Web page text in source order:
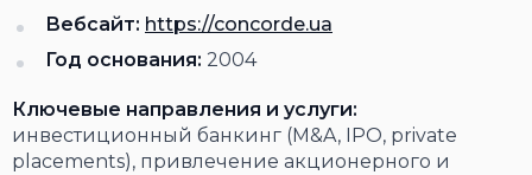
Вебсайт: https://concorde.ua
Год основания: 2004
Ключевые направления и услуги:
инвестиционный банкинг (M&A, IPO, private
placements), привлечение акционерного и